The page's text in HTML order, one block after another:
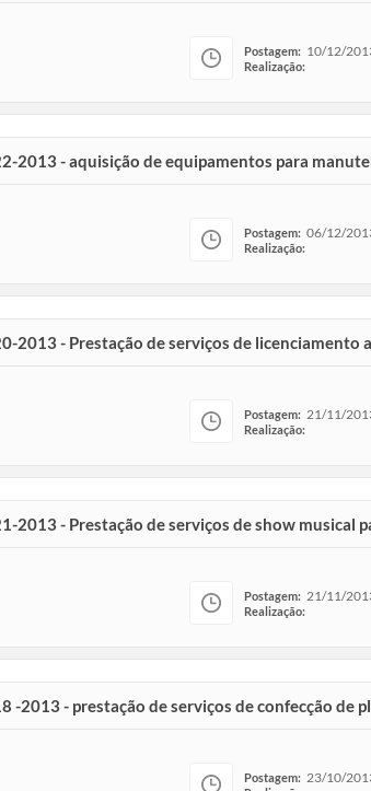
Postagem: 10/12/
Realização:
2013 - aquisição de equipamentos para
Postagem: 06/12/
Realização:
2013 - Prestação de serviços de licenciamento
Postagem: 21/11/
Realização:
2013 - Prestação de serviços de show musical
Postagem: 21/11/
Realização:
-2013 - prestação de serviços de confecção de
Postagem: 23/10/